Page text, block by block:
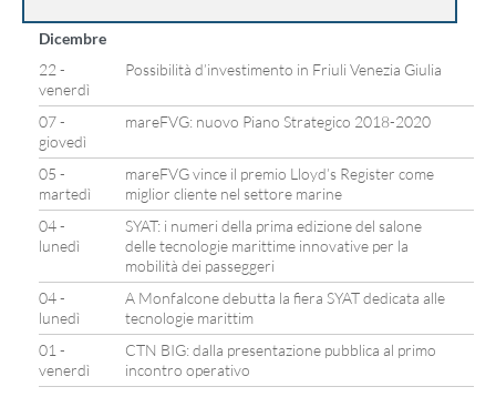
Dicembre
22 -
venerdì
Possibilità d’investimento in Friuli Venezia Giulia
07 -
giovedì
mareFVG: nuovo Piano Strategico 2018-2020
05 -
martedì
mareFVG vince il premio Lloyd’s Register come
miglior cliente nel settore marine
04 -
lunedì
SYAT: i numeri della prima edizione del salone
delle tecnologie marittime innovative per la
mobilità dei passeggeri
04 -
lunedì
A Monfalcone debutta la fiera SYAT dedicata alle
tecnologie marittim
01 -
venerdì
CTN BIG: dalla presentazione pubblica al primo
incontro operativo